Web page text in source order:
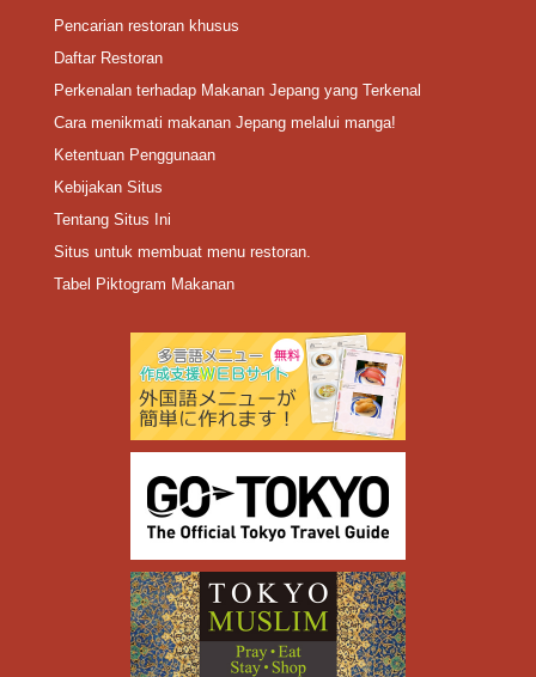
Pencarian restoran khusus
Daftar Restoran
Perkenalan terhadap Makanan Jepang yang Terkenal
Cara menikmati makanan Jepang melalui manga!
Ketentuan Penggunaan
Kebijakan Situs
Tentang Situs Ini
Situs untuk membuat menu restoran.
Tabel Piktogram Makanan